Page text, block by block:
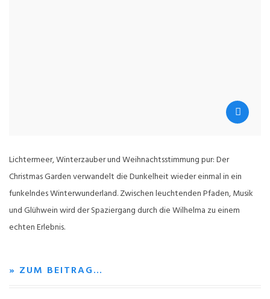
Lichtermeer, Winterzauber und Weihnachtsstimmung pur: Der
Christmas Garden verwandelt die Dunkelheit wieder einmal in ein
funkelndes Winterwunderland. Zwischen leuchtenden Pfaden, Musik
und Glühwein wird der Spaziergang durch die Wilhelma zu einem
echten Erlebnis.
» ZUM BEITRAG…